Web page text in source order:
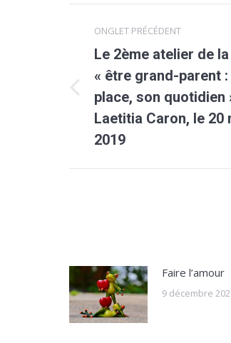
Navigation
de
commentaire
ONGLET PRÉCÉDENT
Onglet
précédent
Le 2ème atelier de
« être grand-parent
place, son quotidien
Laetitia Caron, le 20
2019
Faire l’amour
9 décembre